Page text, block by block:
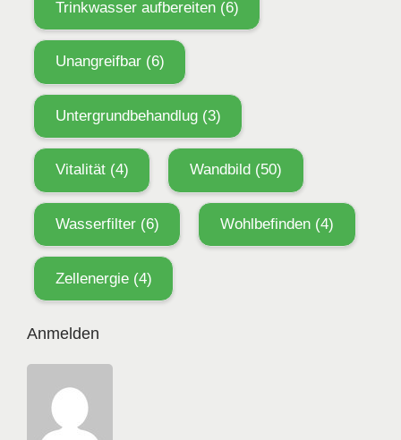
Trinkwasser aufbereiten(6)
Unangreifbar(6)
Untergrundbehandlug(3)
Vitalität(4) Wandbild (50)
Wasserfilter(6) Wohlbefinden(4)
Zellenergie(4)
Anmelden